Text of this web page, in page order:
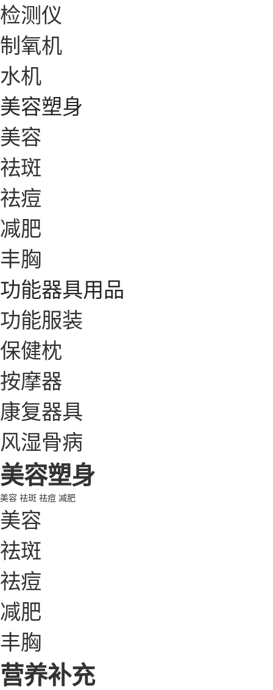
检测仪
制氧机
水机
美容塑身
美容
祛斑
祛痘
减肥
丰胸
功能器具用品
功能服装
保健枕
按摩器
康复器具
风湿骨病
美容塑身
美容 祛斑 祛痘 减肥
美容
祛斑
祛痘
减肥
丰胸
营养补充